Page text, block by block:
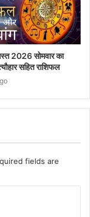
2026 सोमवार का
सहित राशिफल
fields are